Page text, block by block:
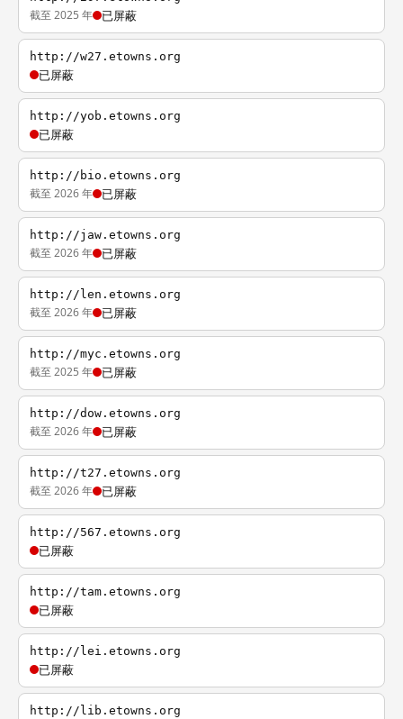
截至 2025 年 已屏蔽
http://w27.etowns.org
已屏蔽
http://yob.etowns.org
已屏蔽
http://bio.etowns.org
截至 2026 年 已屏蔽
http://jaw.etowns.org
截至 2026 年 已屏蔽
http://len.etowns.org
截至 2026 年 已屏蔽
http://myc.etowns.org
截至 2025 年 已屏蔽
http://dow.etowns.org
截至 2026 年 已屏蔽
http://t27.etowns.org
截至 2026 年 已屏蔽
http://567.etowns.org
已屏蔽
http://tam.etowns.org
已屏蔽
http://lei.etowns.org
已屏蔽
http://lib.etowns.org